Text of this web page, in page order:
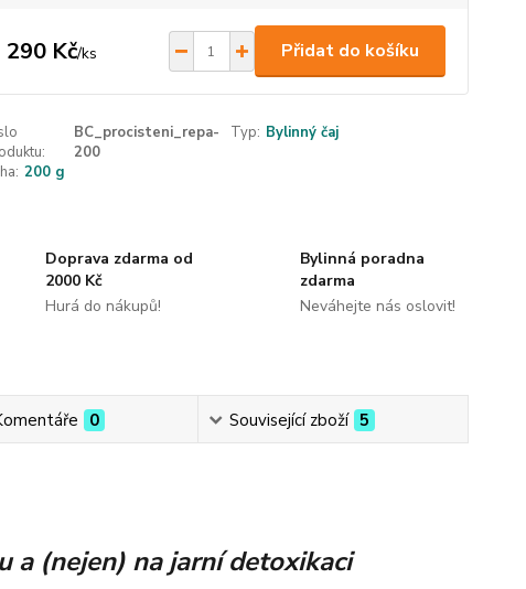
290 Kč/ks Přidat do košíku
BC_procisteni_repa-
200
Typ: Bylinný čaj
200 g
Doprava zdarma od
2000 Kč
Hurá do nákupů!
Bylinná poradna
zdarma
Neváhejte nás oslovit!
0 Související zboží 5
a (nejen) na jarní detoxikaci